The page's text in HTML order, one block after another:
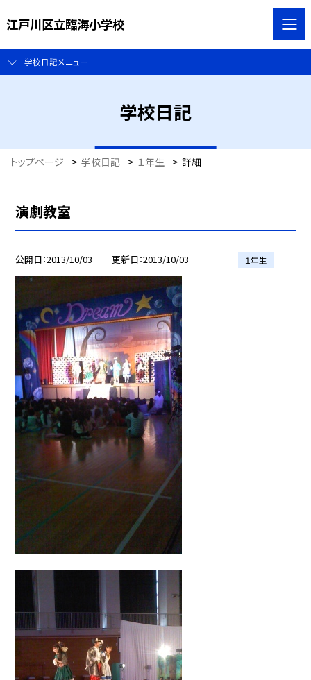
江戸川区立臨海小学校
学校日記メニュー
学校日記
トップページ > 学校日記 > １年生 > 詳細
演劇教室
公開日 2013/10/03 更新日 2013/10/03 １年生